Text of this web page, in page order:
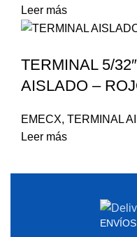
Leer más
TERMINAL 5/
AISLADO –
EMECX, TERMINAL
Leer más